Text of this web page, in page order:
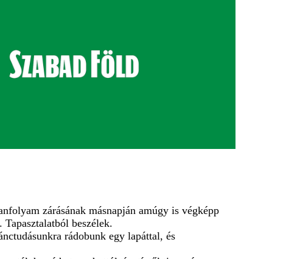
zárásának másnapján amúgy is végképp
beszélek.
rádobunk egy lapáttal, és